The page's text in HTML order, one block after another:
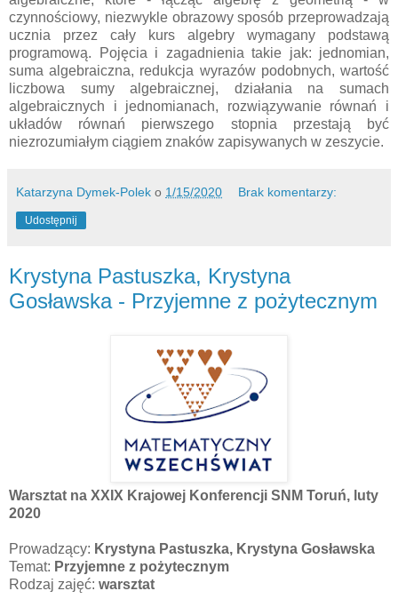
czynnościowy, niezwykle obrazowy sposób przeprowadzają
ucznia przez cały kurs algebry wymagany podstawą
programową. Pojęcia i zagadnienia takie jak: jednomian,
suma algebraiczna, redukcja wyrazów podobnych, wartość
liczbowa sumy algebraicznej, działania na sumach
algebraicznych i jednomianach, rozwiązywanie równań i
układów równań pierwszego stopnia przestają być
niezrozumiałym ciągiem znaków zapisywanych w zeszycie.
Katarzyna Dymek-Polek o 1/15/2020 Brak komentarzy:
Udostępnij
Krystyna Pastuszka, Krystyna
Gosławska - Przyjemne z pożytecznym
Warsztat na XXIX Krajowej Konferencji SNM Toruń, luty
2020
Prowadzący: Krystyna Pastuszka, Krystyna Gosławska
Temat: Przyjemne z pożytecznym
Rodzaj zajęć: warsztat